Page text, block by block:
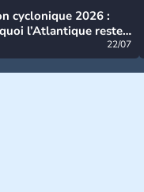
cyclonique 2026 :
l’Atlantique reste
22/07